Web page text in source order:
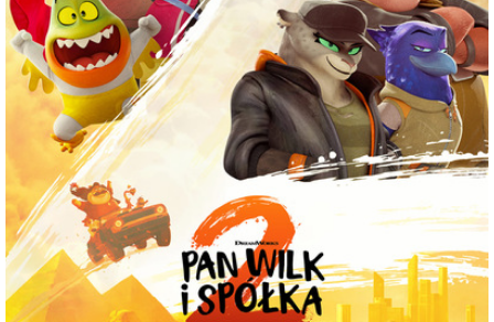
miejscowość:
Lubin
adres:
Armii Krajowej 1
data i godzina:
13.08.2025, g. 13:15
Info
Opis wydarzenia:
Kontynuacja przeboju kinowego z 2022 r., opartego na bestsellerowej
serii książek New York Timesa autorstwa Aarona Blabeya. Ulubieni
bohaterowie powracają i tym razem mają towarzystwo. Pan Wilk z
przyjaciółmi chcą zdobyć zaufanie i akceptację w swoim nowym